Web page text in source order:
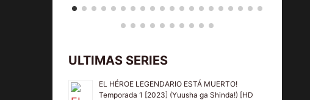
ULTIMAS SERIES
EL HÉROE LEGENDARIO ESTÁ MUERTO!
Temporada 1 [2023] (Yuusha ga Shinda!) [HD